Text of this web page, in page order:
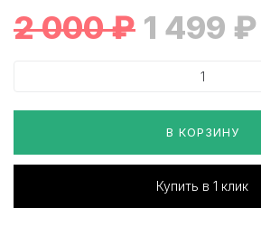
2 000₽ 1 499 ₽
В КОРЗИНУ
Купить в 1 клик